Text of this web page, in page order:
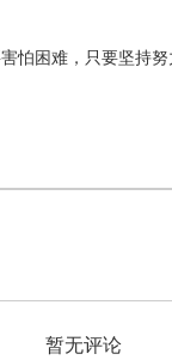
怕困难，只要坚持努
暂无评论